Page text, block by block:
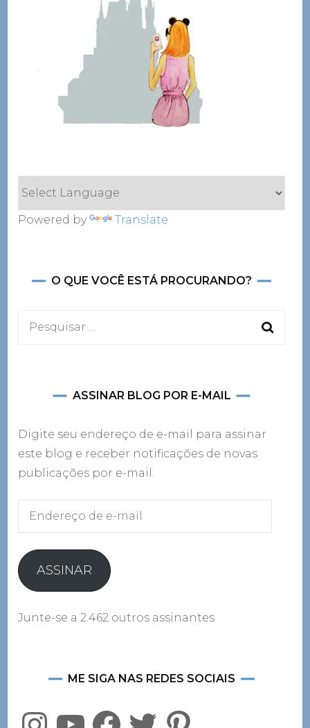
Powered by Translate
O QUE VOCÊ ESTÁ PROCURANDO?
Pesquisar
ASSINAR BLOG POR E-MAIL
Digite seu endereço de e-mail para assinar
este blog e receber notificações de novas
publicações por e-mail.
Endereço
mailASSINAR
Junte-se a 2.462 outros assinantes
ME SIGA NAS REDES SOCIAIS
InstagramYouTubeFacebookTwitter Pinterest